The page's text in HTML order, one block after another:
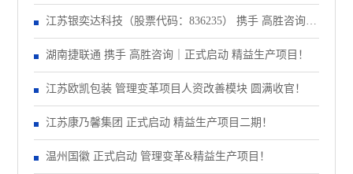
动大会！
江苏银奕达科技（股票代码：836235） 携手 高胜咨询｜
正式启动 管理变革项目
湖南捷联通 携手 高胜咨询｜正式启动 精益生产项目！
江苏欧凯包装 管理变革项目人资改善模块 圆满收官！
江苏康乃馨集团 正式启动 精益生产项目二期！
温州国徽 正式启动 管理变革&精益生产项目！